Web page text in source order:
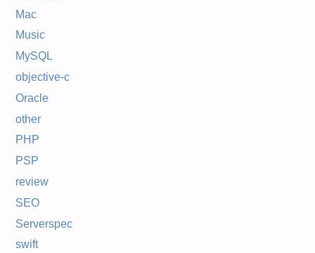
Mac
Music
MySQL
objective-c
Oracle
other
PHP
PSP
review
SEO
Serverspec
swift